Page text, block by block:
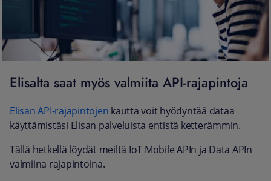
Elisalta saat myös valmiita API-rajapintoja
Elisan API-rajapintojen kautta voit hyödyntää dataa
käyttämistäsi Elisan palveluista entistä ketterämmin.
Tällä hetkellä löydät meiltä IoT Mobile APIn ja Data APIn
valmiina rajapintoina.